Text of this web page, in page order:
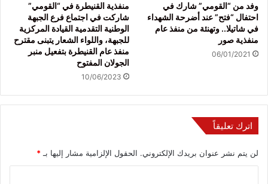
وفد من “القومي” شارك في
احتفال “فتح” عند أضرحة الشهداء
في شاتيلا.. وتهنئة من منفذ عام
منفذية صور
06/01/2021
منفذية القنيطرة في “القومي”
شاركت في اجتماع فرع الجبهة
الوطنية التقدمية القيادة المركزية
للجبهة، واللواء الشعار يتبنى مقترح
منفذ عام القنيطرة بتفعيل منبر
الجولان المفتوح
10/06/2023
اترك تعليقاً
لن يتم نشر عنوان بريدك الإلكتروني. الحقول الإلزامية مشار إليها بـ*